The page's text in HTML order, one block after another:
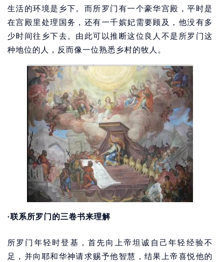
生活的环境是乡下。而所罗门有一个豪华宫殿，平时是
在宫殿里处理国务，还有一千嫔妃需要顾及，他没有多
少时间往乡下去。由此可以推断这位良人不是所罗门这
种地位的人，反而像一位熟悉乡村的牧人。
·联系所罗门的三卷书来理解
所罗门年轻时登基，首先向上帝坦诚自己年轻经验不
足，并向耶和华神请求赐予他智慧，结果上帝喜悦他的